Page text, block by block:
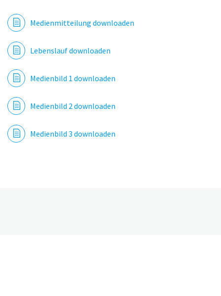
Medienmitteilung downloaden
Lebenslauf downloaden
Medienbild 1 downloaden
Medienbild 2 downloaden
Medienbild 3 downloaden